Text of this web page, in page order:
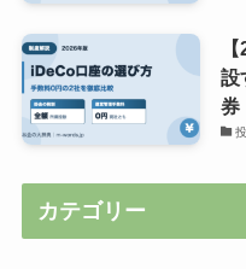
設
券
カテゴリー